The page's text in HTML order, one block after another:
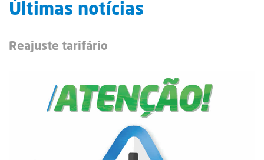
Últimas notícias
Reajuste tarifário